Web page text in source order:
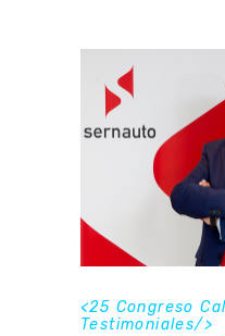
<25 Congreso
Testimoniales/>